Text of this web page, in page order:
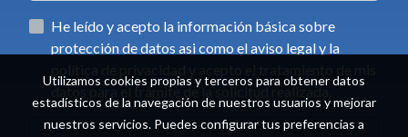
He leído y acepto la información básica sobre
protección de datos asi como el aviso legal y la
datos para el trámite de la solicitud realizada.
Enviar
Utilizamos cookies propias y terceros para obtener datos
estadísticos de la navegación de nuestros usuarios y mejorar
nuestros servicios. Puedes configurar tus preferencias a